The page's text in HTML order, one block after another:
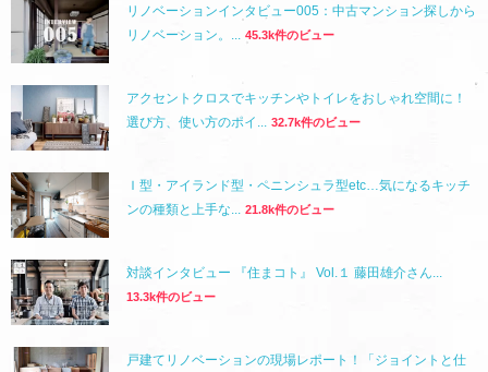
リノベーションインタビュー005：中古マンション探しから
リノベーション。...
45.3k件のビュー
アクセントクロスでキッチンやトイレをおしゃれ空間に！
選び方、使い方のポイ...
32.7k件のビュー
Ｉ型・アイランド型・ペニンシュラ型etc…気になるキッチ
ンの種類と上手な...
21.8k件のビュー
対談インタビュー 『住まコト』 Vol.１ 藤田雄介さん...
13.3k件のビュー
戸建てリノベーションの現場レポート！「ジョイントと仕